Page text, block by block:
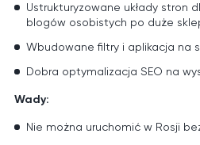
Ustrukturyzowane układy stron
blogów osobistych po duże
Wbudowane filtry i aplikacja na
Dobra optymalizacja SEO na
Wady:
Nie można uruchomić w Rosji